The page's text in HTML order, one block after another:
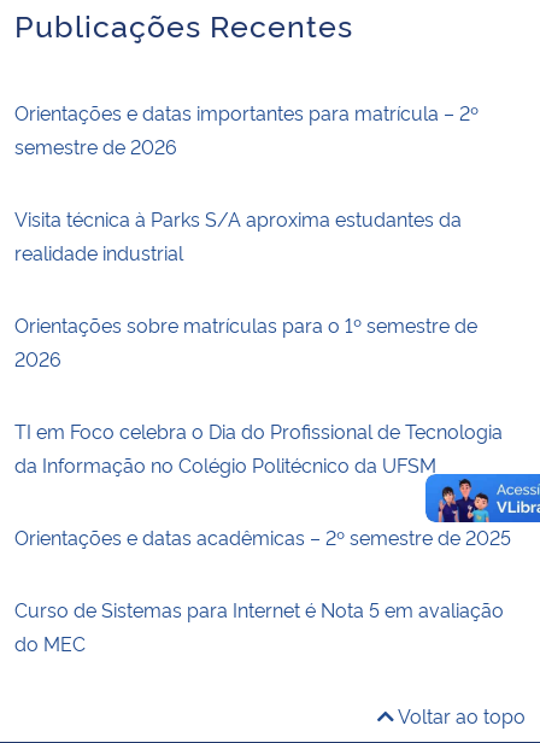
Publicações Recentes
Orientações e datas importantes para matrícula – 2º
semestre de 2026
Visita técnica à Parks S/A aproxima estudantes da
realidade industrial
Orientações sobre matrículas para o 1º semestre de
2026
TI em Foco celebra o Dia do Profissional de Tecnologia
da Informação no Colégio Politécnico da UFSM
Orientações e datas acadêmicas – 2º semestre de 2025
Curso de Sistemas para Internet é Nota 5 em avaliação
do MEC
Voltar ao topo